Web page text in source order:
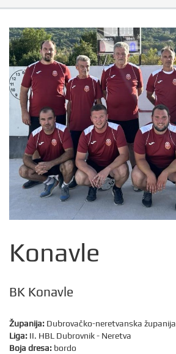
Konavle
BK Konavle
Županija: Dubrovačko-neretvanska županija
Liga: II. HBL Dubrovnik - Neretva
Boja dresa: bordo